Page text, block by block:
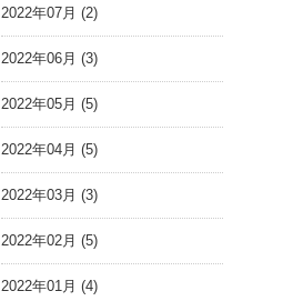
2022年07月 (2)
2022年06月 (3)
2022年05月 (5)
2022年04月 (5)
2022年03月 (3)
2022年02月 (5)
2022年01月 (4)